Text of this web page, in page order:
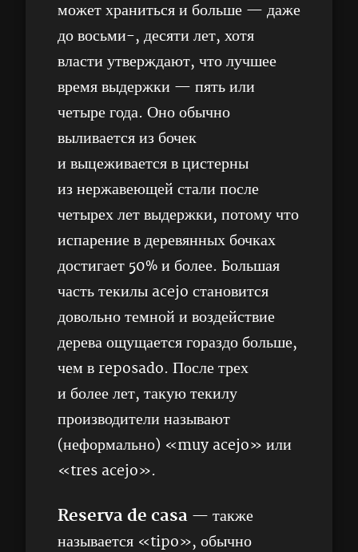
может храниться и больше — даже
до восьми-, десяти лет, хотя
власти утверждают, что лучшее
время выдержки — пять или
четыре года. Оно обычно
выливается из бочек
и выцеживается в цистерны
из нержавеющей стали после
четырех лет выдержки, потому что
испарение в деревянных бочках
достигает 50% и более. Большая
часть текилы acejo становится
довольно темной и воздействие
дерева ощущается гораздо больше,
чем в reposado. После трех
и более лет, такую текилу
производители называют
(неформально) «muy acejo» или
«tres acejo».
Reservade casa — также
называется «tipo», обычно